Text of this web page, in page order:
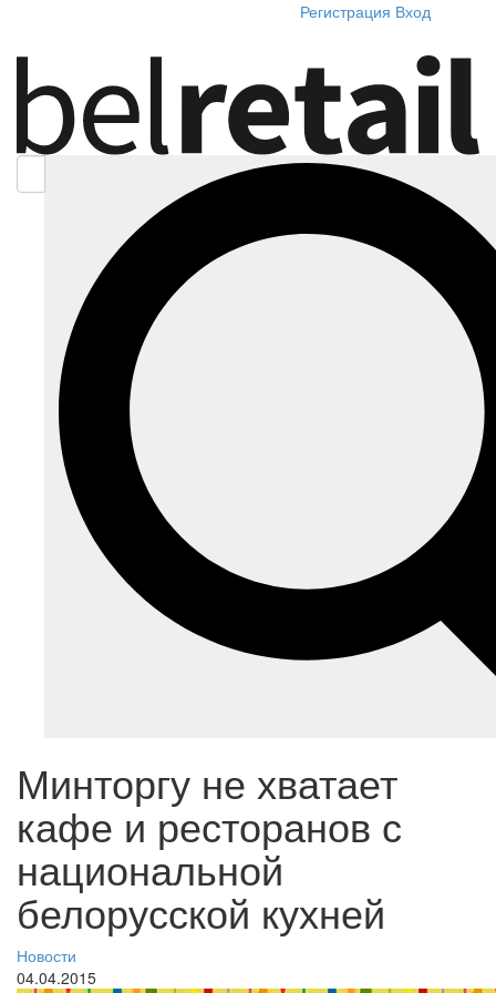
Регистрация Вход
Минторгу не хватает
кафе и ресторанов с
национальной
белорусской кухней
Новости
04.04.2015